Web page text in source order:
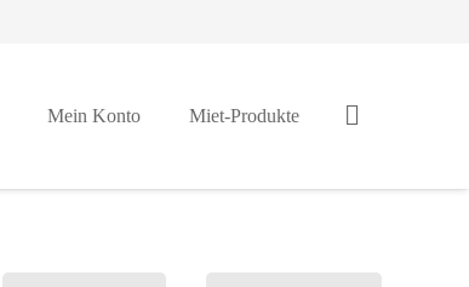
Mein Konto Miet-Produkte